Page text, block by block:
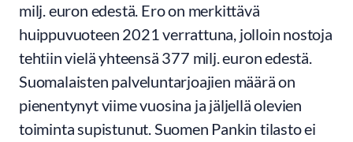
milj. euron edestä. Ero on merkittävä
huippuvuoteen 2021 verrattuna, jolloin nostoja
tehtiin vielä yhteensä 377 milj. euron edestä.
Suomalaisten palveluntarjoajien määrä on
pienentynyt viime vuosina ja jäljellä olevien
toiminta supistunut. Suomen Pankin tilasto ei